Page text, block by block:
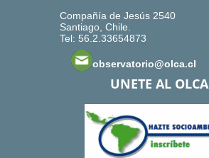
Compañía de Jesús 2540
Santiago, Chile.
Tel: 56.2.33654873
observatorio@olca.cl
UNETE AL OLCA